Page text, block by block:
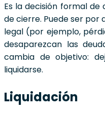
Es la decisión formal
de cierre. Puede ser por
legal (por ejemplo,
desaparezcan las
cambia de objetivo:
liquidarse.
Liquidación